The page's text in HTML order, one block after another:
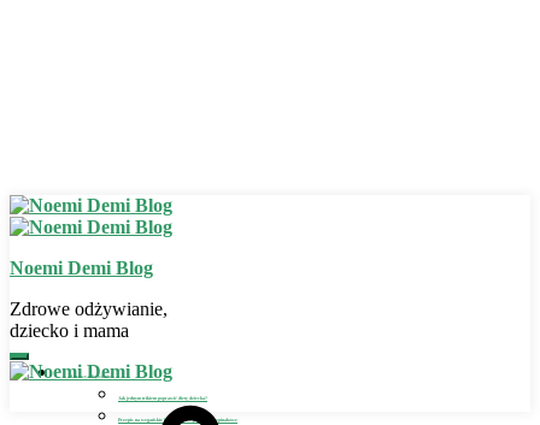
Noemi Demi Blog
Zdrowe odżywianie,
dziecko i mama
Zdrowe odżywianie
Jak jednym trikiem poprawić dietę dziecka?
Przepis na wegańskie bezglutenowe placuszki szpinakowe